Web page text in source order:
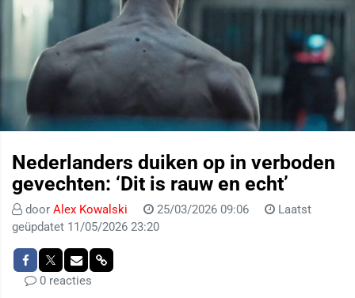
Nederlanders duiken op in verboden
gevechten: ‘Dit is rauw en echt’
door Alex Kowalski 25/03/2026 09:06
Laatst
geüpdatet 11/05/2026 23:20
0 reacties